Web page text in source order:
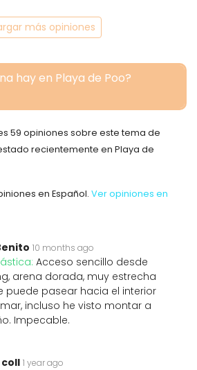
más opiniones
hay en Playa de Poo?
59 opiniones sobre este tema de
recientemente en Playa de
en Español. Ver opiniones en
10 months ago
Acceso sencillo desde
arena dorada, muy estrecha
puede pasear hacia el interior
incluso he visto montar a
Impecable.
1 year ago